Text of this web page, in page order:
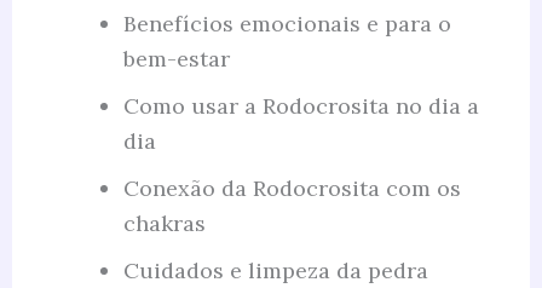
Benefícios emocionais e para o
bem-estar
Como usar a Rodocrosita no dia a
dia
Conexão da Rodocrosita com os
chakras
Cuidados e limpeza da pedra